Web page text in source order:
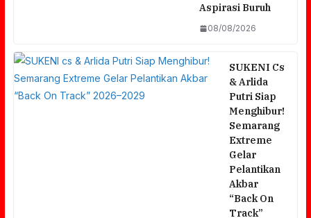
Aspirasi Buruh
08/08/2026
SUKENI Cs
& Arlida
Putri Siap
Menghibur!
Semarang
Extreme
Gelar
Pelantikan
Akbar
“Back On
Track”